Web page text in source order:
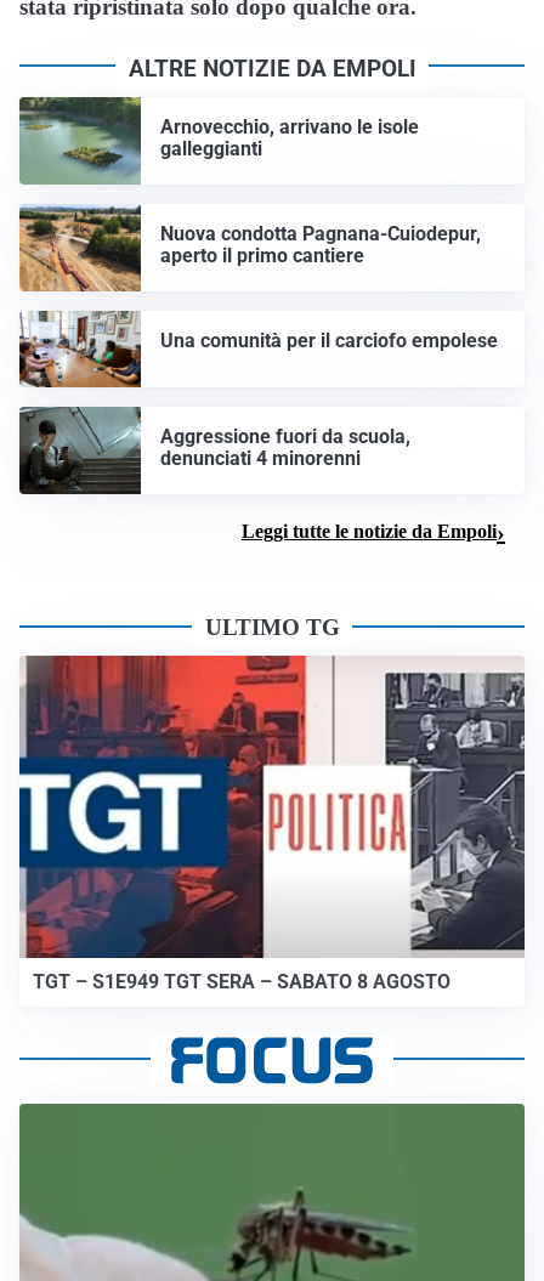
stata ripristinata solo dopo qualche ora.
ALTRE NOTIZIE DA EMPOLI
Arnovecchio, arrivano le isole
galleggianti
Nuova condotta Pagnana-Cuiodepur,
aperto il primo cantiere
Una comunità per il carciofo empolese
Aggressione fuori da scuola,
denunciati 4 minorenni
Leggi tutte le notizie da Empoli
ULTIMO TG
TGT – S1E949 TGT SERA – SABATO 8 AGOSTO